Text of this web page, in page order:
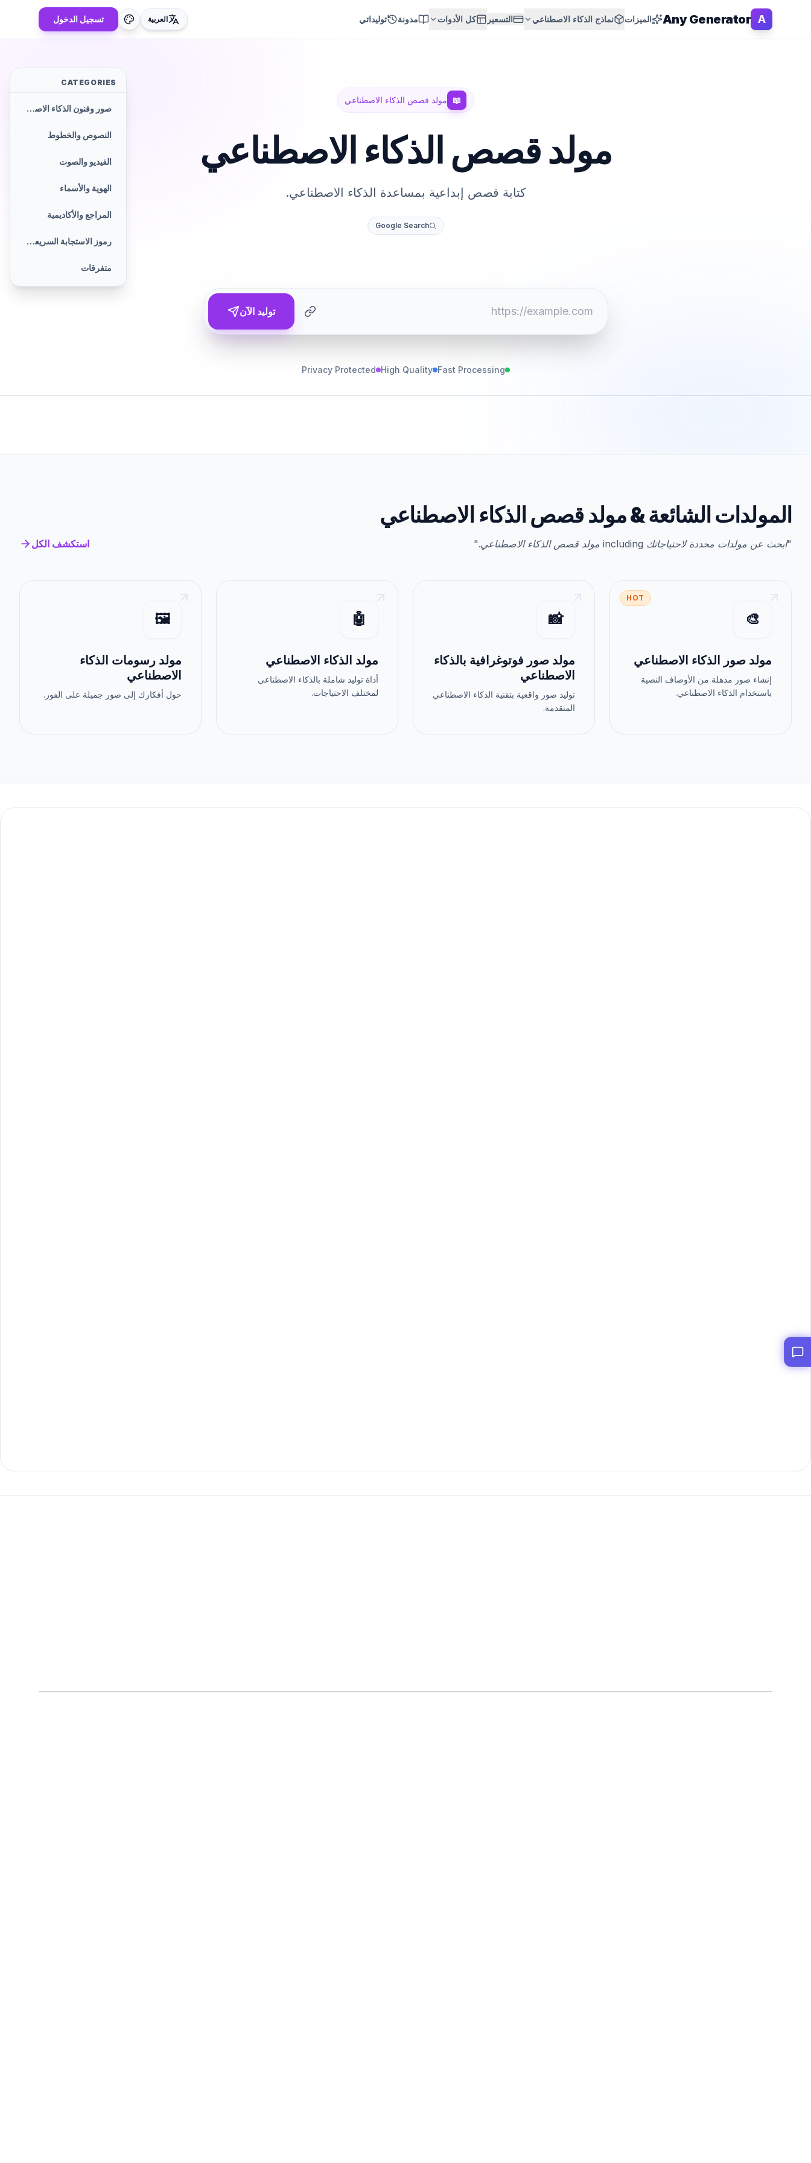
A
Any Generator الميزات نماذج الذكاء الاصطناعي التسعير كل الأدوات مدونة توليداتي العربية تسجيل الدخول
📖 مولد قصص الذكاء الاصطناعي
مولد قصص الذكاء الاصطناعي
كتابة قصص إبداعية بمساعدة الذكاء الاصطناعي.
Google Search
توليد الآن
Fast Processing
High Quality
Privacy Protected
المولدات الشائعة&مولد قصص الذكاء الاصطناعي
"ابحث عن مولدات محددة لاحتياجاتك مولد قصص الذكاء الاصطناعي." استكشف الكل
HOT
🎨
مولد صور الذكاء الاصطناعي
إنشاء صور مذهلة من الأوصاف النصية
باستخدام الذكاء الاصطناعي.
📸
مولد صور فوتوغرافية بالذكاء
الاصطناعي
توليد صور واقعية بتقنية الذكاء الاصطناعي
المتقدمة.
🤖
مولد الذكاء الاصطناعي
أداة توليد شاملة بالذكاء الاصطناعي
لمختلف الاحتياجات.
🖼️
مولد رسومات الذكاء
الاصطناعي
حول أفكارك إلى صور جميلة على الفور.
CATEGORIES
صور وفنون الذكاء الاصطناعي
النصوص والخطوط
الفيديو والصوت
الهوية والأسماء
المراجع والأكاديمية
رموز الاستجابة السريعة والباركود
متفرقات